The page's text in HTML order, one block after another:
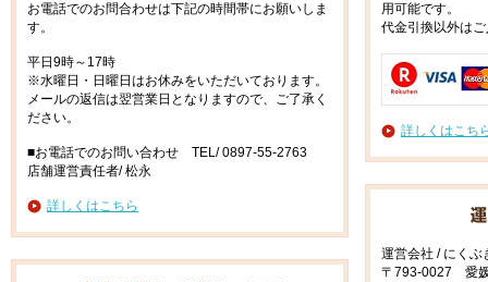
お電話でのお問合わせは下記の時間帯にお願いしま
す。
平日9時～17時
※水曜日・日曜日はお休みをいただいております。
メールの返信は翌営業日となりますので、ご了承く
ださい。
■お電話でのお問い合わせ TEL/ 0897-55-2763
店舗運営責任者/ 松永
詳しくはこちら
用可能です。
代金引換以外は
詳しくはこち
運営会社 / にくぶ
〒793-0027 愛